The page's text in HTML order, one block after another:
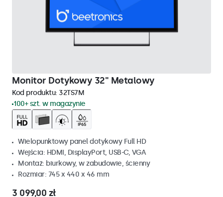
Monitor Dotykowy 32" Metalowy
Kod produktu: 32TS7M
100+ szt. w magazynie
Wielopunktowy panel dotykowy Full HD
Wejścia: HDMI, DisplayPort, USB-C, VGA
Montaż: biurkowy, w zabudowie, ścienny
Rozmiar: 745 x 440 x 46 mm
3 099,00 zł